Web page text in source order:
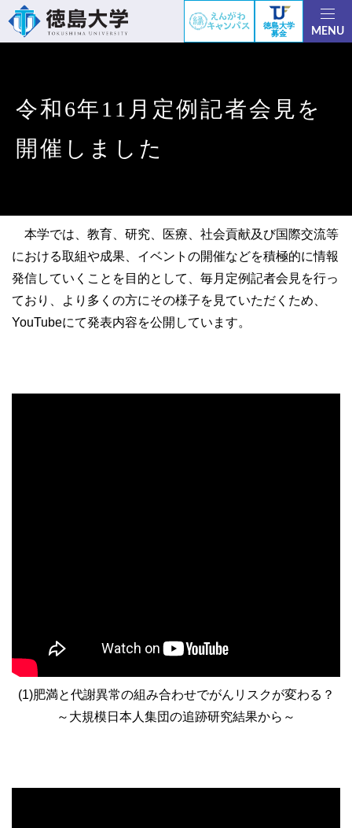
徳島大学
募金
MENU
令和6年11月定例記者会見を
開催しました
本学では、教育、研究、医療、社会貢献及び国際交流等
における取組や成果、イベントの開催などを積極的に情報
発信していくことを目的として、毎月定例記者会見を行っ
ており、より多くの方にその様子を見ていただくため、
YouTubeにて発表内容を公開しています。
(1)肥満と代謝異常の組み合わせでがんリスクが変わる？
～大規模日本人集団の追跡研究結果から～